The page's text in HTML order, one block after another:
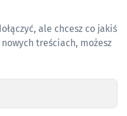
ale chcesz co jakiś
treściach, możesz